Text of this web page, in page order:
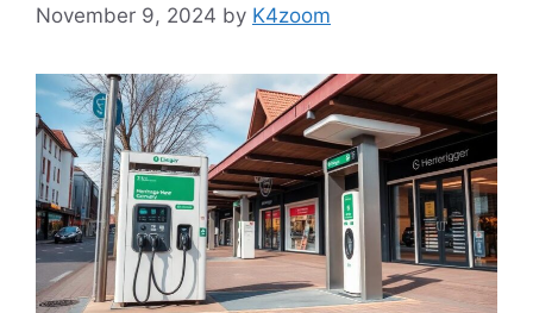
November 9, 2024 by K4zoom